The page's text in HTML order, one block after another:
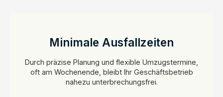
Minimale Ausfallzeiten
Durch präzise Planung und flexible Umzugstermine,
oft am Wochenende, bleibt Ihr Geschäftsbetrieb
nahezu unterbrechungsfrei.